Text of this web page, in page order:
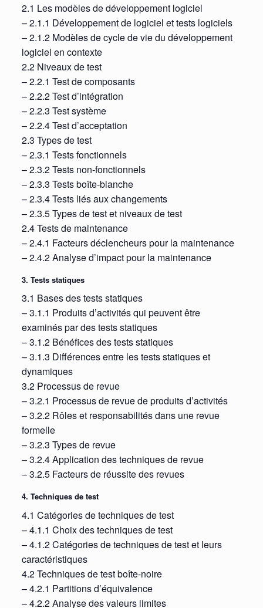
2.1 Les modèles de développement logiciel
– 2.1.1 Développement de logiciel et tests logiciels
– 2.1.2 Modèles de cycle de vie du développement
logiciel en contexte
2.2 Niveaux de test
– 2.2.1 Test de composants
– 2.2.2 Test d’intégration
– 2.2.3 Test système
– 2.2.4 Test d’acceptation
2.3 Types de test
– 2.3.1 Tests fonctionnels
– 2.3.2 Tests non-fonctionnels
– 2.3.3 Tests boîte-blanche
– 2.3.4 Tests liés aux changements
– 2.3.5 Types de test et niveaux de test
2.4 Tests de maintenance
– 2.4.1 Facteurs déclencheurs pour la maintenance
– 2.4.2 Analyse d’impact pour la maintenance
3. Tests statiques
3.1 Bases des tests statiques
– 3.1.1 Produits d’activités qui peuvent être
examinés par des tests statiques
– 3.1.2 Bénéfices des tests statiques
– 3.1.3 Différences entre les tests statiques et
dynamiques
3.2 Processus de revue
– 3.2.1 Processus de revue de produits d’activités
– 3.2.2 Rôles et responsabilités dans une revue
formelle
– 3.2.3 Types de revue
– 3.2.4 Application des techniques de revue
– 3.2.5 Facteurs de réussite des revues
4. Techniques de test
4.1 Catégories de techniques de test
– 4.1.1 Choix des techniques de test
– 4.1.2 Catégories de techniques de test et leurs
caractéristiques
4.2 Techniques de test boîte-noire
– 4.2.1 Partitions d’équivalence
– 4.2.2 Analyse des valeurs limites